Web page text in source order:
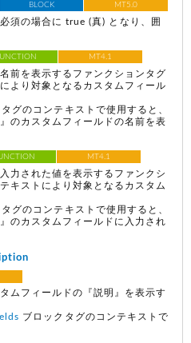
BLOCK MT5.0
須の場合に true (真) となり、囲
MT4.1
前を表示するファンクションタグ
より対象となるカスタムフィール
タグのコンテキストで使用すると、
のカスタムフィールドの名前を表
MT4.1
力された値を表示するファンクシ
キストにより対象となるカスタム
タグのコンテキストで使用すると、
のカスタムフィールドに入力され
ムフィールドの『説明』を表示す
ブロックタグのコンテキストで